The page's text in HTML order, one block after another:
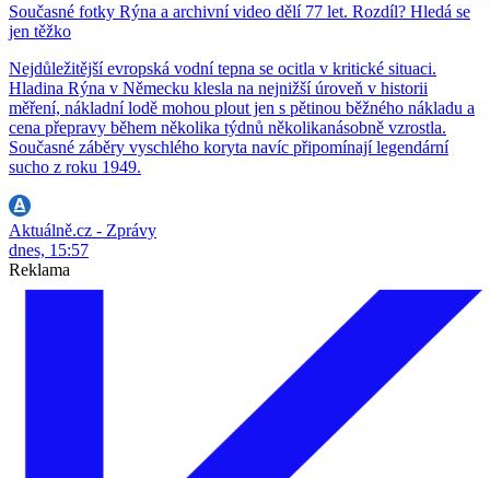
Současné fotky Rýna a archivní video dělí 77 let. Rozdíl? Hledá se
jen těžko
Nejdůležitější evropská vodní tepna se ocitla v kritické situaci.
Hladina Rýna v Německu klesla na nejnižší úroveň v historii
měření, nákladní lodě mohou plout jen s pětinou běžného nákladu a
cena přepravy během několika týdnů několikanásobně vzrostla.
Současné záběry vyschlého koryta navíc připomínají legendární
sucho z roku 1949.
Aktuálně.cz - Zprávy
dnes, 15:57
Reklama